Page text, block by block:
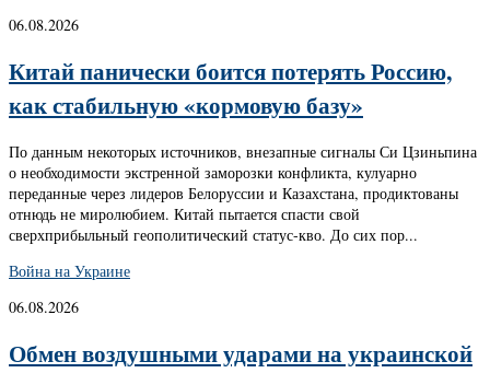
06.08.2026
Китай панически боится потерять Россию,
как стабильную «кормовую базу»
По данным некоторых источников, внезапные сигналы Си Цзиньпина
о необходимости экстренной заморозки конфликта, кулуарно
переданные через лидеров Белоруссии и Казахстана, продиктованы
отнюдь не миролюбием. Китай пытается спасти свой
сверхприбыльный геополитический статус-кво. До сих пор...
Война на Украине
06.08.2026
Обмен воздушными ударами на украинской